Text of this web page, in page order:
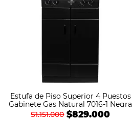
Estufa de Piso Superior 4 Puestos
Gabinete Gas Natural 7016-1 Negra
$1.151.000 $829.000